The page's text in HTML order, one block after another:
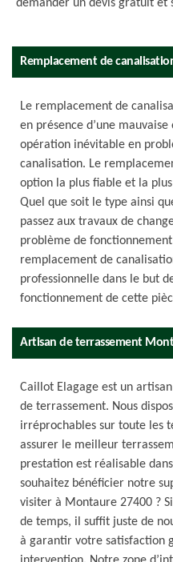
demander un devis gratuit et
Remplacement de
Le remplacement de
en présence d’une
opération inévitable en
canalisation. Le
option la plus fiable et la
Quel que soit le type ainsi
passez aux travaux de
problème de
remplacement de
professionnelle dans le but
fonctionnement de cette
Artisan de terrassement
Caillot Elagage est un
de terrassement. Nous
irréprochables sur toute les
assurer le meilleur
prestation est réalisable
souhaitez bénéficier notre
visiter à Montaure 27400 ?
de temps, il suffit juste de
à garantir votre satisfaction